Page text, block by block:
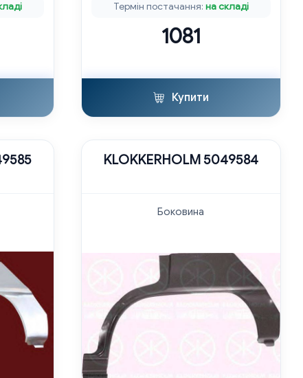
Термін постачання: на складі
1081
Купити
KLOKKERHOLM 5049584
Боковина